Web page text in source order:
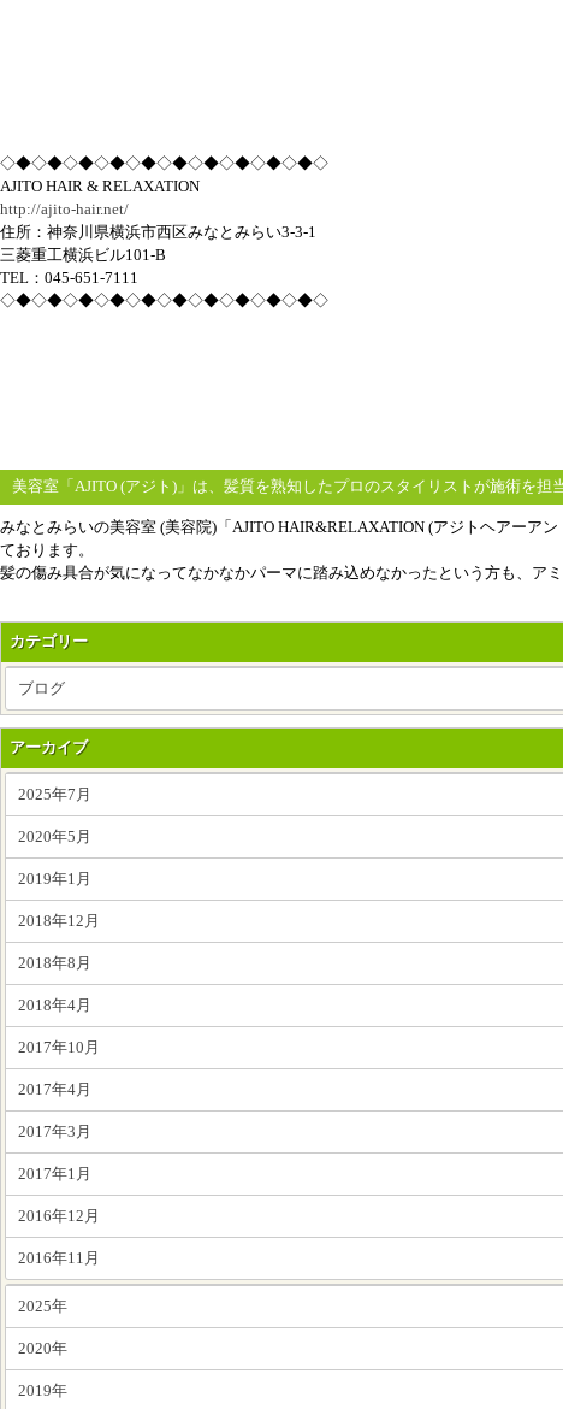
◇◆◇◆◇◆◇◆◇◆◇◆◇◆◇◆◇◆◇◆◇
AJITO HAIR & RELAXATION
http://ajito-hair.net/
住所：神奈川県横浜市西区みなとみらい3-3-1
三菱重工横浜ビル101-B
TEL：045-651-7111
◇◆◇◆◇◆◇◆◇◆◇◆◇◆◇◆◇◆◇◆◇
美容室「AJITO (アジト)」は、髪質を熟知したプロのスタイリストが施術を担
みなとみらいの美容室 (美容院)「AJITO HAIR&RELAXATION (アジトヘアーア
ております。
髪の傷み具合が気になってなかなかパーマに踏み込めなかったという方も、ア
カテゴリー
ブログ
アーカイブ
2025年7月
2020年5月
2019年1月
2018年12月
2018年8月
2018年4月
2017年10月
2017年4月
2017年3月
2017年1月
2016年12月
2016年11月
2025年
2020年
2019年